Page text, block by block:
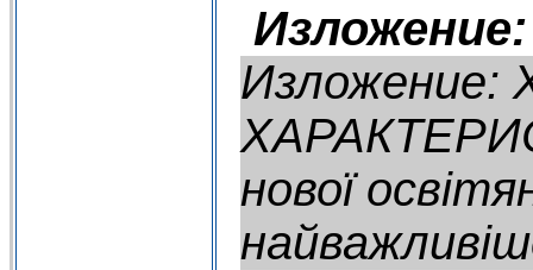
Изложение:
нової